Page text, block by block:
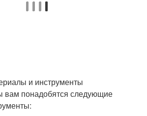
и инструменты
вам понадобятся следующие